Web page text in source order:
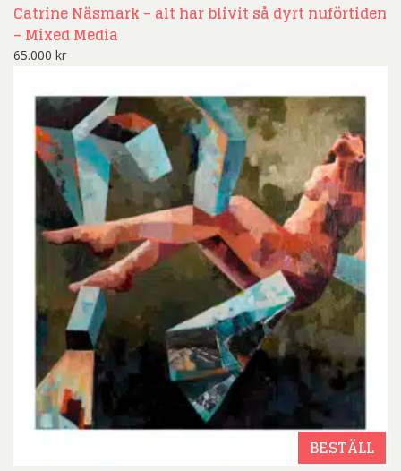
Catrine Näsmark – alt har blivit så dyrt nuförtiden
– Mixed Media
65.000 kr
BESTÄLL